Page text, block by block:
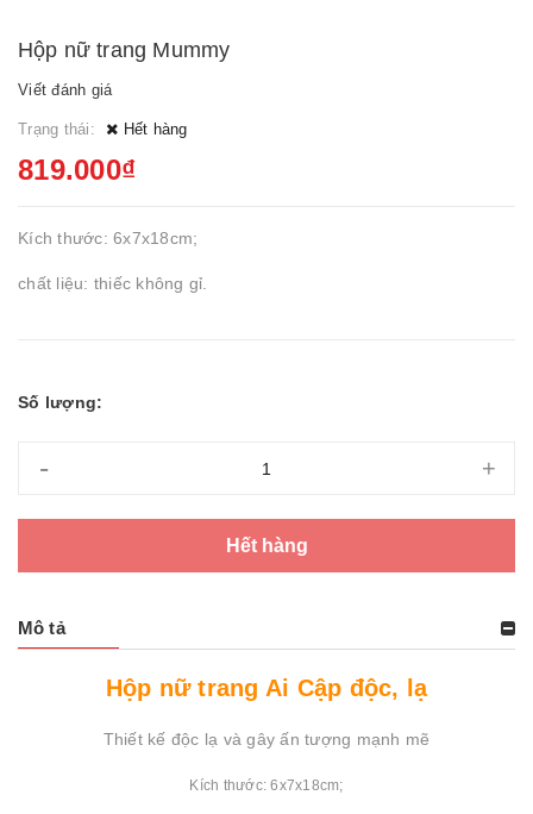
Hộp nữ trang Mummy
Viết đánh giá
Trạng thái: Hết hàng
819.000₫
Kích thước: 6x7x18cm;
chất liệu: thiếc không gỉ.
Số lượng:
- +
Hết hàng
Mô tả
Hộp nữ trang Ai Cập độc, lạ
Thiết kế độc lạ và gây ấn tượng mạnh mẽ
Kích thước: 6x7x18cm;